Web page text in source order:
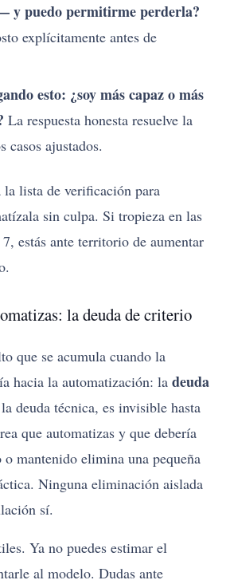
y puedo permitirme perderla?
explícitamente antes de
esto: ¿soy más capaz o más
La respuesta honesta resuelve la
casos ajustados.
la lista de verificación para
sin culpa. Si tropieza en las
estás ante territorio de aumentar
la deuda de criterio
que se acumula cuando la
hacia la automatización: ladeuda
deuda técnica, es invisible hasta
que automatizas y que debería
o mantenido elimina una pequeña
Ninguna eliminación aislada
sí.
Ya no puedes estimar el
al modelo. Dudas ante